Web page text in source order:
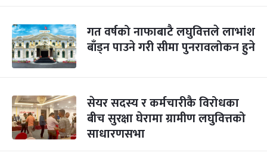
गत वर्षको नाफाबाटै लघुवित्तले लाभांश
बाँड्न पाउने गरी सीमा पुनरावलोकन हुने
सेयर सदस्य र कर्मचारीकै विरोधका
बीच सुरक्षा घेरामा ग्रामीण लघुवित्तको
साधारणसभा